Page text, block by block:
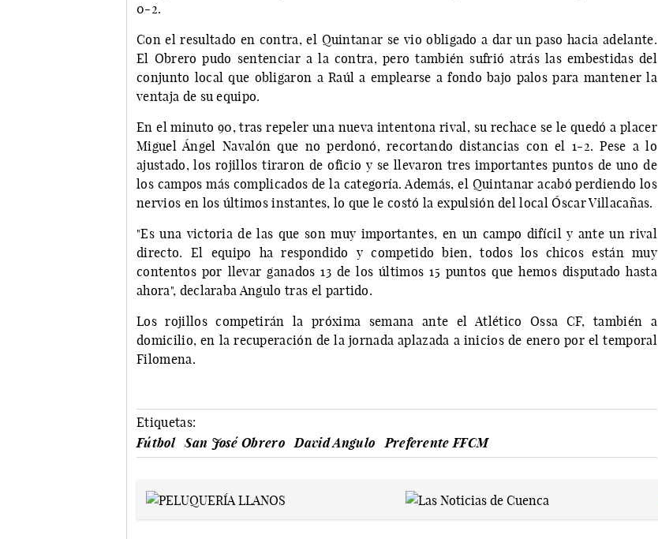
0-2.
Con el resultado en contra, el Quintanar se vio obligado a dar un paso hacia adelante.
El Obrero pudo sentenciar a la contra, pero también sufrió atrás las embestidas del
conjunto local que obligaron a Raúl a emplearse a fondo bajo palos para mantener la
ventaja de su equipo.
En el minuto 90, tras repeler una nueva intentona rival, su rechace se le quedó a placer
Miguel Ángel Navalón que no perdonó, recortando distancias con el 1-2. Pese a lo
ajustado, los rojillos tiraron de oficio y se llevaron tres importantes puntos de uno de
los campos más complicados de la categoría. Además, el Quintanar acabó perdiendo los
nervios en los últimos instantes, lo que le costó la expulsión del local Óscar Villacañas.
"Es una victoria de las que son muy importantes, en un campo difícil y ante un rival
directo. El equipo ha respondido y competido bien, todos los chicos están muy
contentos por llevar ganados 13 de los últimos 15 puntos que hemos disputado hasta
ahora", declaraba Angulo tras el partido.
Los rojillos competirán la próxima semana ante el Atlético Ossa CF, también a
domicilio, en la recuperación de la jornada aplazada a inicios de enero por el temporal
Filomena.
Etiquetas:
Fútbol
San José Obrero David Angulo Preferente FFCM